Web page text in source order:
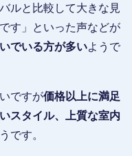
ルと比較して大きな見
す」といった声などが
でいる方が多いようで
ですが価格以上に満足
スタイル、上質な室内
です。